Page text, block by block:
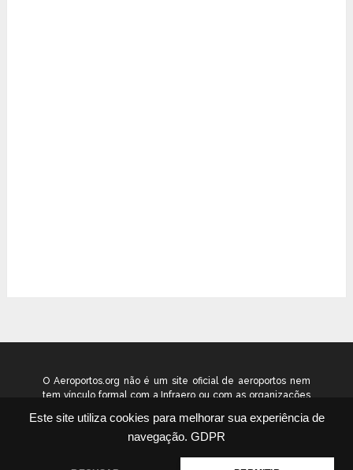
Este site utiliza cookies para melhorar sua experiência de
navegação. GDPR
O Aeroportos.org não é um site oficial de aeroportos nem
tem vínculo formal com a Infraero ou com as organizações
como um guia independente de informação voltado ao
público geral. © 2026 aeroportos.org – Todos os direitos